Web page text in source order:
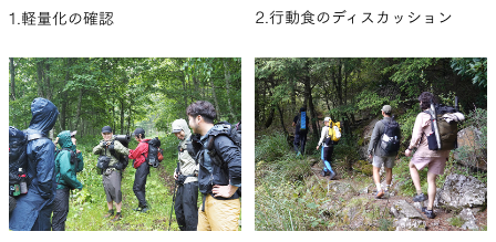
1.軽量化の確認 2.行動食のディスカッション